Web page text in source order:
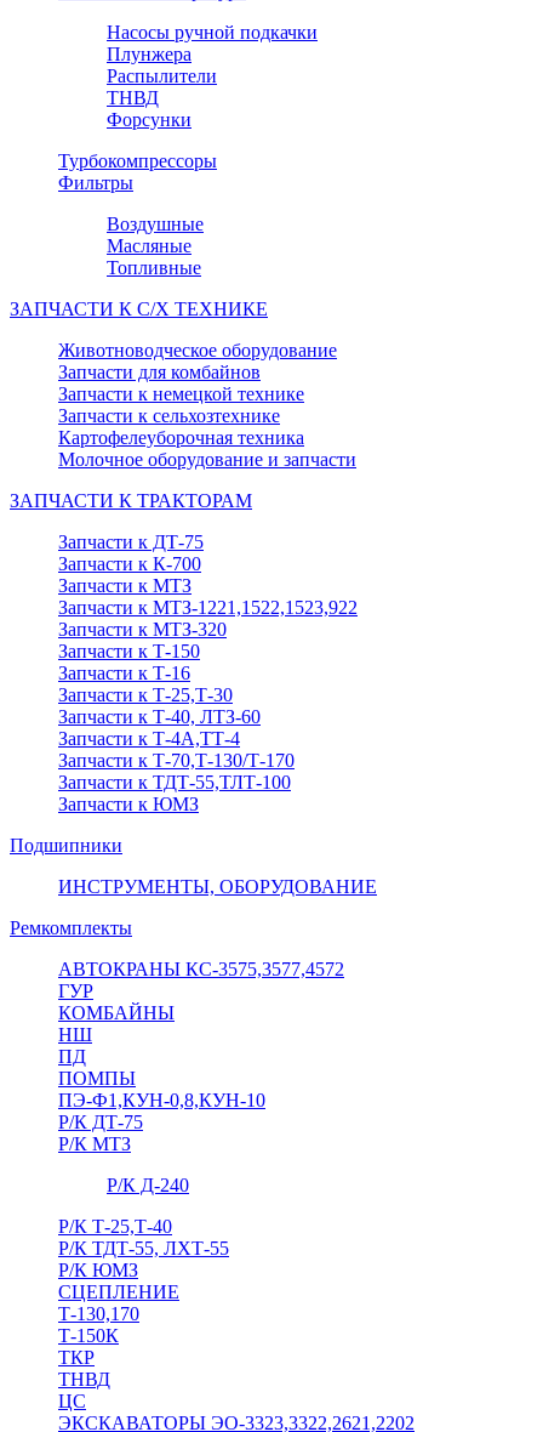
Насосы ручной подкачки
Плунжера
Распылители
ТНВД
Форсунки
Турбокомпрессоры
Фильтры
Воздушные
Масляные
Топливные
ЗАПЧАСТИ К С/Х ТЕХНИКЕ
Животноводческое оборудование
Запчасти для комбайнов
Запчасти к немецкой технике
Запчасти к сельхозтехнике
Картофелеуборочная техника
Молочное оборудование и запчасти
ЗАПЧАСТИ К ТРАКТОРАМ
Запчасти к ДТ-75
Запчасти к К-700
Запчасти к МТЗ
Запчасти к МТЗ-1221,1522,1523,922
Запчасти к МТЗ-320
Запчасти к Т-150
Запчасти к Т-16
Запчасти к Т-25,Т-30
Запчасти к Т-40, ЛТЗ-60
Запчасти к Т-4А,ТТ-4
Запчасти к Т-70,Т-130/Т-170
Запчасти к ТДТ-55,ТЛТ-100
Запчасти к ЮМЗ
Подшипники
ИНСТРУМЕНТЫ, ОБОРУДОВАНИЕ
Ремкомплекты
АВТОКРАНЫ КС-3575,3577,4572
ГУР
КОМБАЙНЫ
НШ
ПД
ПОМПЫ
ПЭ-Ф1,КУН-0,8,КУН-10
Р/К ДТ-75
Р/К МТЗ
Р/К Д-240
Р/К Т-25,Т-40
Р/К ТДТ-55, ЛХТ-55
Р/К ЮМЗ
СЦЕПЛЕНИЕ
Т-130,170
Т-150К
ТКР
ТНВД
ЦС
ЭКСКАВАТОРЫ ЭО-3323,3322,2621,2202